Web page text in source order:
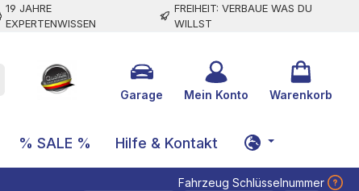
19 JAHRE
EXPERTENWISSEN
FREIHEIT: VERBAUE WAS DU
WILLST
Garage Mein Konto Warenkorb
% SALE % Hilfe & Kontakt
Fahrzeug Schlüsselnummer